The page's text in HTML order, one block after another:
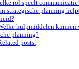
rol speelt
strategische planning
hulpmiddelen
planning?
posts: